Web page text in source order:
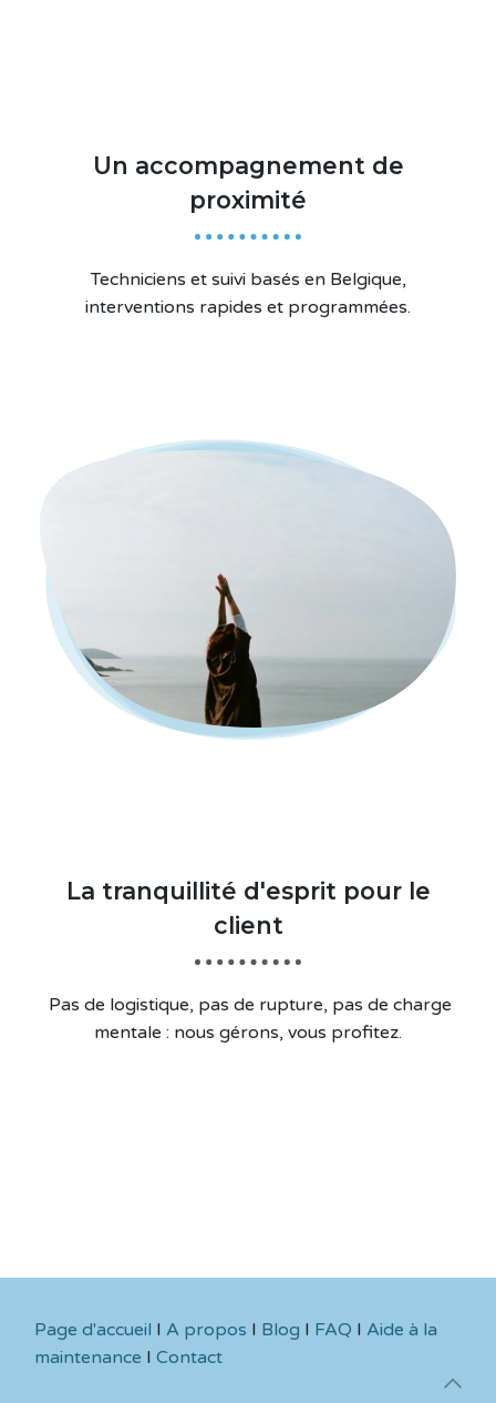
Un accompagnement de
proximité
Techniciens et suivi basés en Belgique,
interventions rapides et programmées.
La tranquillité d'esprit pour le
client
Pas de logistique, pas de rupture, pas de charge
mentale : nous gérons, vous profitez.
Page d'accueil I A propos I Blog I FAQ I Aide à la
maintenance I Contact